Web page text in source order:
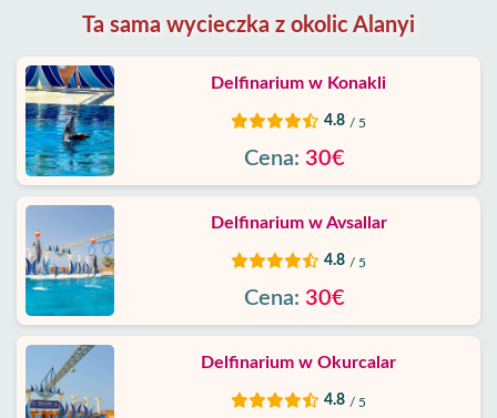
Ta sama wycieczka z okolic Alanyi
Delfinarium w Konakli
4.8 / 5
Cena: 30€
Delfinarium w Avsallar
4.8 / 5
Cena: 30€
Delfinarium w Okurcalar
4.8 / 5